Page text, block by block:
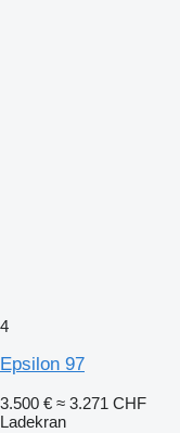
4
Epsilon 97
3.500 € ≈ 3.271 CHF
Ladekran